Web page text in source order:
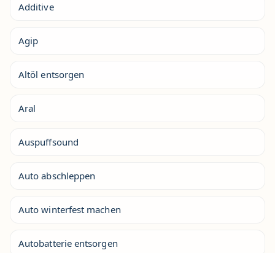
Additive
Agip
Altöl entsorgen
Aral
Auspuffsound
Auto abschleppen
Auto winterfest machen
Autobatterie entsorgen